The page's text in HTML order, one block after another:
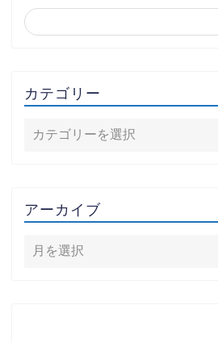
カテゴリー
アーカイブ